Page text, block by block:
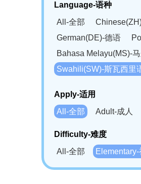
Language-语种
All-全部
German(DE)-德语
Bahasa Melayu(MS)-
Swahili(SW)-斯瓦西里
Apply-适用
All-全部
Adult-成人
Difficulty-难度
All-全部
Elementary-